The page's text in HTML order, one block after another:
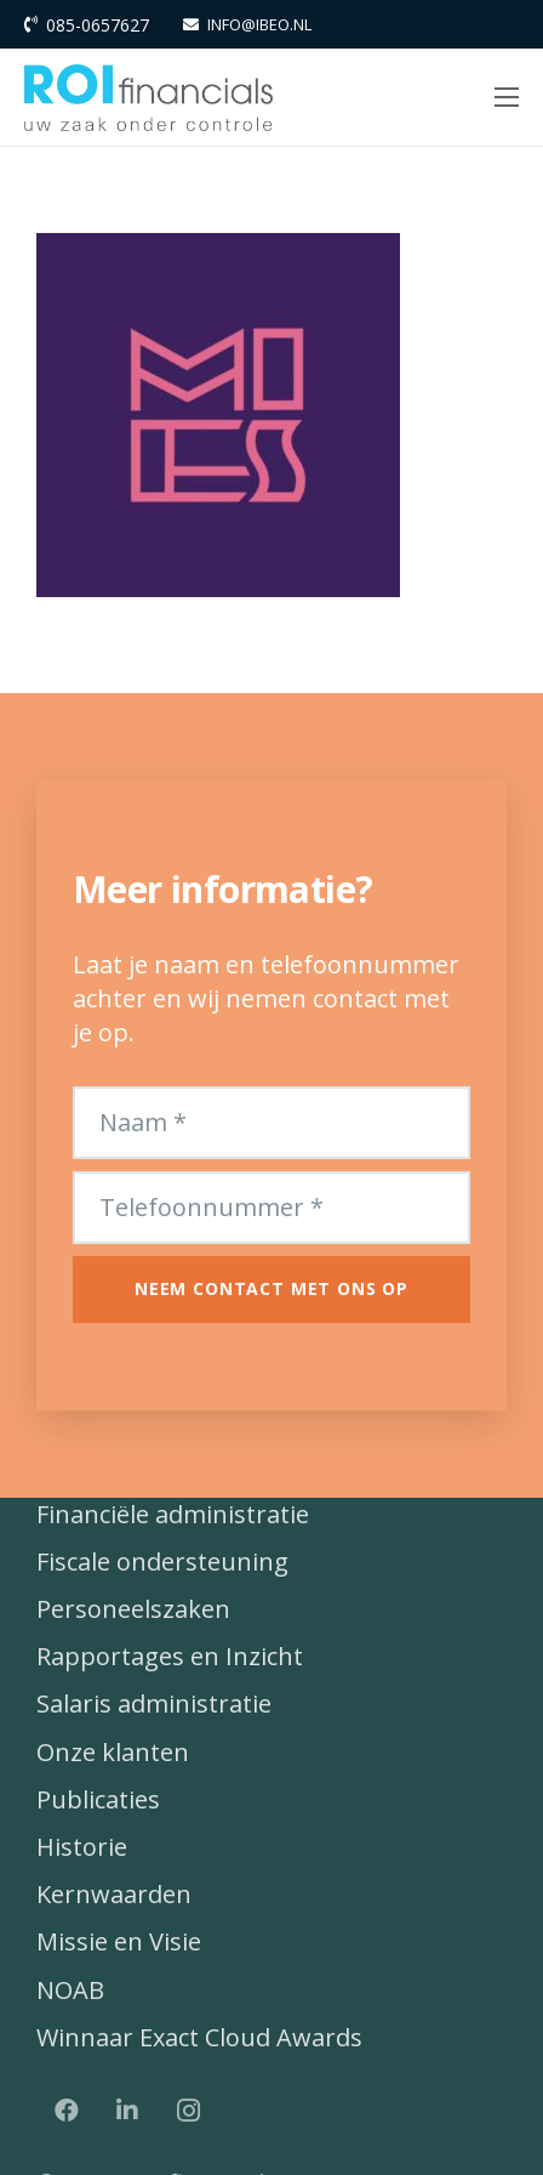
085-0657627 INFO@IBEO.NL
Meer informatie?
Laat je naam en telefoonnummer
achter en wij nemen contact met
je op.
NEEM CONTACT MET ONS OP
Financiële administratie
Fiscale ondersteuning
Personeelszaken
Rapportages en Inzicht
Salaris administratie
Onze klanten
Publicaties
Historie
Kernwaarden
Missie en Visie
NOAB
Winnaar Exact Cloud Awards